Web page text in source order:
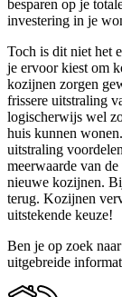
besparen op je
investering in je
Toch is dit niet het
je ervoor kiest om
kozijnen zorgen
frissere uitstraling
logischerwijs wel
huis kunnen
uitstraling
meerwaarde van
nieuwe kozijnen.
terug. Kozijnen
uitstekende keuze!
Ben je op zoek
uitgebreide